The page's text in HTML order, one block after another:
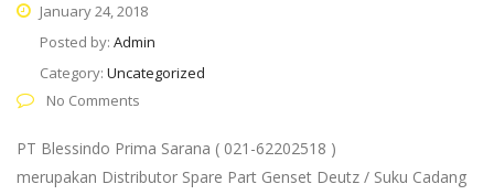
January 24, 2018
Posted by: Admin
Category: Uncategorized
No Comments
PT Blessindo Prima Sarana ( 021-62202518 )
merupakan Distributor Spare Part Genset Deutz / Suku Cadang